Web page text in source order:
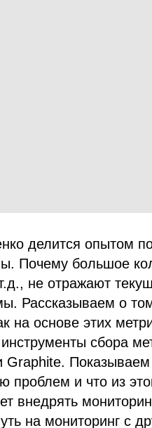
делится опытом
Почему большое
не отражают
Рассказываем о
на основе этих
сбора
Graphite.
проблем и что из
внедрять
на мониторинг с